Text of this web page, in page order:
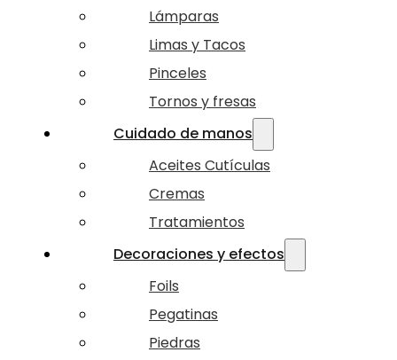
Lámparas
Limas y Tacos
Pinceles
Tornos y fresas
Cuidado de manos
Aceites Cutículas
Cremas
Tratamientos
Decoraciones y efectos
Foils
Pegatinas
Piedras